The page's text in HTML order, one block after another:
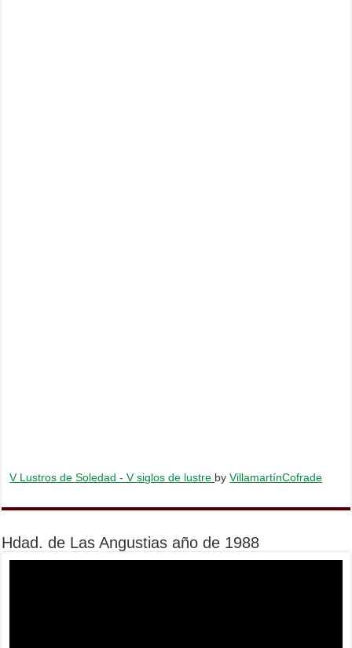
V Lustros de Soledad - V siglos de lustre byVillamartínCofrade
Hdad. de Las Angustias año de 1988